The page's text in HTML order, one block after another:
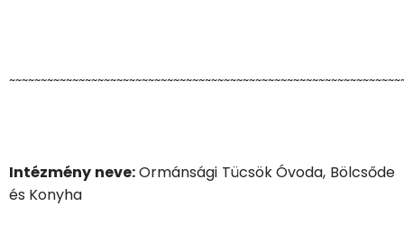
Intézmény neve:Ormánsági Tücsök Óvoda, Bölcsőde
és Konyha